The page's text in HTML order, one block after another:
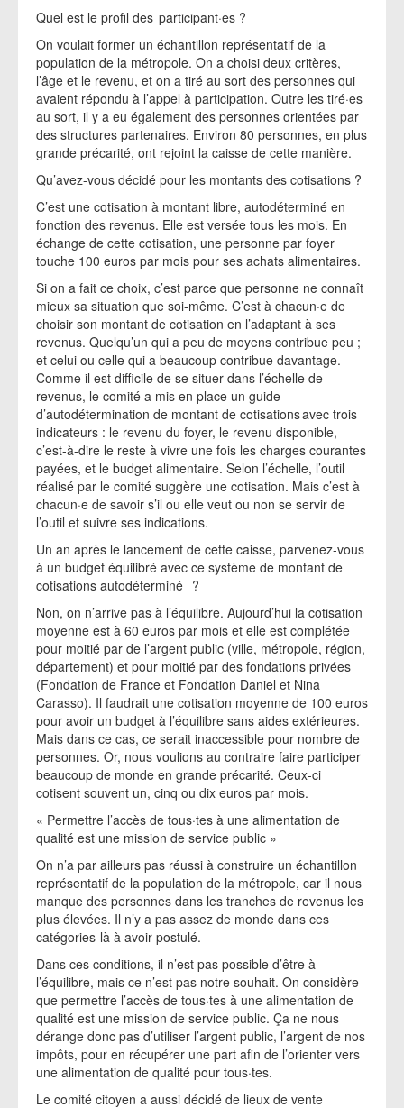
Quel est le profil des participant·es ?
On voulait former un échantillon représentatif de la
population de la métropole. On a choisi deux critères,
l’âge et le revenu, et on a tiré au sort des personnes qui
avaient répondu à l’appel à participation. Outre les tiré·es
au sort, il y a eu également des personnes orientées par
des structures partenaires. Environ 80 personnes, en plus
grande précarité, ont rejoint la caisse de cette manière.
Qu’avez-vous décidé pour les montants des cotisations ?
C’est une cotisation à montant libre, autodéterminé en
fonction des revenus. Elle est versée tous les mois. En
échange de cette cotisation, une personne par foyer
touche 100 euros par mois pour ses achats alimentaires.
Si on a fait ce choix, c’est parce que personne ne connaît
mieux sa situation que soi-même. C’est à chacun·e de
choisir son montant de cotisation en l’adaptant à ses
revenus. Quelqu’un qui a peu de moyens contribue peu ;
et celui ou celle qui a beaucoup contribue davantage.
Comme il est difficile de se situer dans l’échelle de
revenus, le comité a mis en place un guide
d’autodétermination de montant de cotisations avec trois
indicateurs : le revenu du foyer, le revenu disponible,
c’est-à-dire le reste à vivre une fois les charges courantes
payées, et le budget alimentaire. Selon l’échelle, l’outil
réalisé par le comité suggère une cotisation. Mais c’est à
chacun·e de savoir s’il ou elle veut ou non se servir de
l’outil et suivre ses indications.
Un an après le lancement de cette caisse, parvenez-vous
à un budget équilibré avec ce système de montant de
cotisations autodéterminé ?
Non, on n’arrive pas à l’équilibre. Aujourd’hui la cotisation
moyenne est à 60 euros par mois et elle est complétée
pour moitié par de l’argent public (ville, métropole, région,
département) et pour moitié par des fondations privées
(Fondation de France et Fondation Daniel et Nina
Carasso). Il faudrait une cotisation moyenne de 100 euros
pour avoir un budget à l’équilibre sans aides extérieures.
Mais dans ce cas, ce serait inaccessible pour nombre de
personnes. Or, nous voulions au contraire faire participer
beaucoup de monde en grande précarité. Ceux-ci
cotisent souvent un, cinq ou dix euros par mois.
« Permettre l’accès de tous·tes à une alimentation de
qualité est une mission de service public »
On n’a par ailleurs pas réussi à construire un échantillon
représentatif de la population de la métropole, car il nous
manque des personnes dans les tranches de revenus les
plus élevées. Il n’y a pas assez de monde dans ces
catégories-là à avoir postulé.
Dans ces conditions, il n’est pas possible d’être à
l’équilibre, mais ce n’est pas notre souhait. On considère
que permettre l’accès de tous·tes à une alimentation de
qualité est une mission de service public. Ça ne nous
dérange donc pas d’utiliser l’argent public, l’argent de nos
impôts, pour en récupérer une part afin de l’orienter vers
une alimentation de qualité pour tous·tes.
Le comité citoyen a aussi décidé de lieux de vente